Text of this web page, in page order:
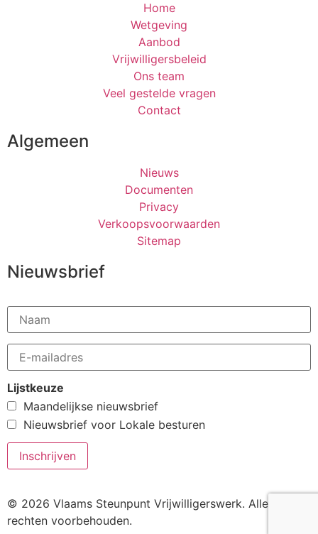
Home
Wetgeving
Aanbod
Vrijwilligersbeleid
Ons team
Veel gestelde vragen
Contact
Algemeen
Nieuws
Documenten
Privacy
Verkoopsvoorwaarden
Sitemap
Nieuwsbrief
Lijstkeuze
Maandelijkse nieuwsbrief
Nieuwsbrief voor Lokale besturen
© 2026 Vlaams Steunpunt Vrijwilligerswerk. Alle
rechten voorbehouden.